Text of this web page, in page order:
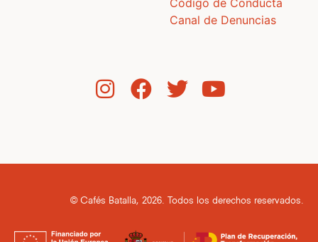
Código de Conducta
Canal de Denuncias
© Cafés Batalla, 2026. Todos los derechos reservados.